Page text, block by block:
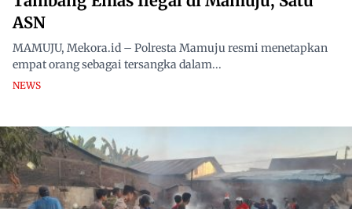
ASN
MAMUJU, Mekora.id – Polresta Mamuju resmi menetapkan
empat orang sebagai tersangka dalam...
NEWS